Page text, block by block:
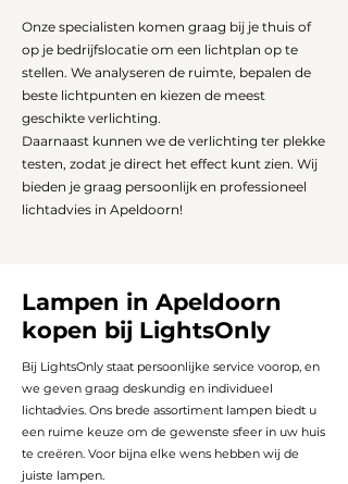
Onze specialisten komen graag bij je thuis of
op je bedrijfslocatie om een lichtplan op te
stellen. We analyseren de ruimte, bepalen de
beste lichtpunten en kiezen de meest
geschikte verlichting.
Daarnaast kunnen we de verlichting ter plekke
testen, zodat je direct het effect kunt zien. Wij
bieden je graag persoonlijk en professioneel
lichtadvies in Apeldoorn!
Lampen in Apeldoorn
kopen bij LightsOnly
Bij LightsOnly staat persoonlijke service voorop, en
we geven graag deskundig en individueel
lichtadvies. Ons brede assortiment lampen biedt u
een ruime keuze om de gewenste sfeer in uw huis
te creëren. Voor bijna elke wens hebben wij de
juiste lampen.